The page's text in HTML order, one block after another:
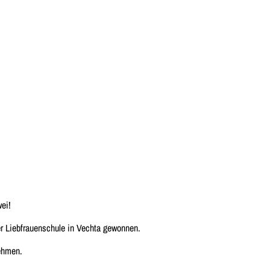
Liebfrauenschule in Vechta gewonnen.